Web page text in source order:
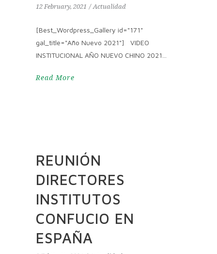
12 February, 2021 Actualidad
[Best_Wordpress_Gallery id="171"
gal_title="Año Nuevo 2021"] VIDEO
INSTITUCIONAL AÑO NUEVO CHINO 2021
Read More
REUNIÓN
DIRECTORES
INSTITUTOS
CONFUCIO EN
ESPAÑA